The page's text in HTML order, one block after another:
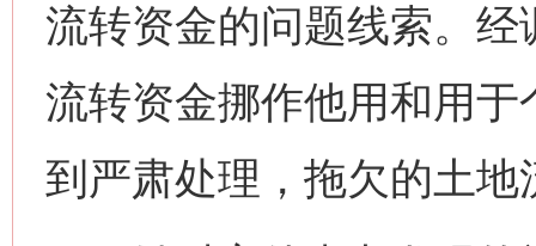
流转资金的问题线索。
流转资金挪作他用和用
到严肃处理，拖欠的土